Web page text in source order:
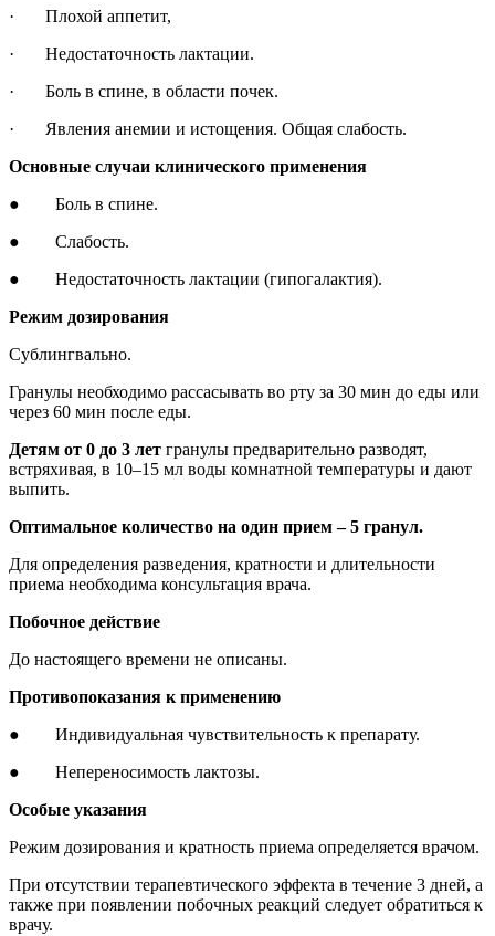
· Плохой аппетит,
· Недостаточность лактации.
· Боль в спине, в области почек.
· Явления анемии и истощения. Общая слабость.
Основные случаи клинического применения
● Боль в спине.
● Слабость.
● Недостаточность лактации (гипогалактия).
Режим дозирования
Сублингвально.
Гранулы необходимо рассасывать во рту за 30 мин до еды или
через 60 мин после еды.
Детям от 0 до 3 лет гранулы предварительно разводят,
встряхивая, в 10–15 мл воды комнатной температуры и дают
выпить.
Оптимальное количество на один прием – 5 гранул.
Для определения разведения, кратности и длительности
приема необходима консультация врача.
Побочное действие
До настоящего времени не описаны.
Противопоказания к применению
● Индивидуальная чувствительность к препарату.
● Непереносимость лактозы.
Особые указания
Режим дозирования и кратность приема определяется врачом.
При отсутствии терапевтического эффекта в течение 3 дней, а
также при появлении побочных реакций следует обратиться к
врачу.